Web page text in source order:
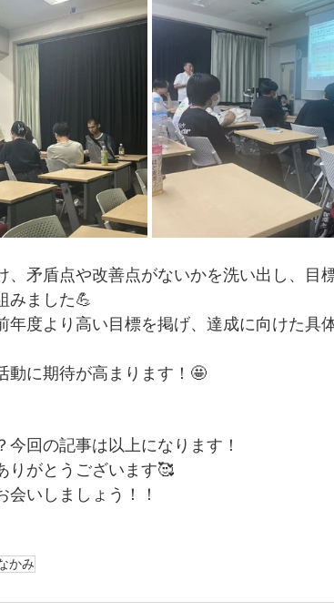
、矛盾点や改善点がないかを洗い出し、目
みました💪
年度より高い目標を掲げ、達成に向けた具
動に期待が高まります！🤩
回の記事は以上になります！
りがとうございます🥰
いしましょう！！
かみ